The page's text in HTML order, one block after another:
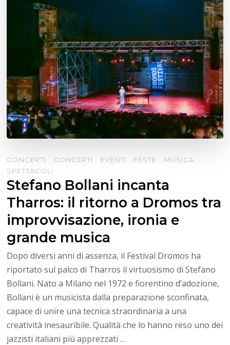
CONCERTI CONCERTI EVENTI FESTE
MUSICA
SPETTACOLI
Stefano Bollani incanta
Tharros: il ritorno a Dromos tra
improvvisazione, ironia e
grande musica
Dopo diversi anni di assenza, il Festival Dromos ha
riportato sul palco di Tharros il virtuosismo di Stefano
Bollani. Nato a Milano nel 1972 e fiorentino d’adozione,
Bollani è un musicista dalla preparazione sconfinata,
capace di unire una tecnica straordinaria a una
creatività inesauribile. Qualità che lo hanno reso uno dei
jazzisti italiani più apprezzati …